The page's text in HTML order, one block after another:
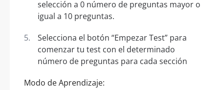
selección a 0 número de preguntas mayor o
igual a 10 preguntas.
Selecciona el botón “Empezar Test” para
comenzar tu test con el determinado
número de preguntas para cada sección
Modo de Aprendizaje: